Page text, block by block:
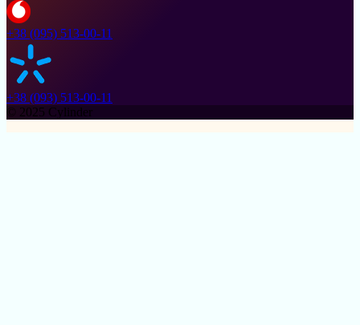
+38 (095) 513-00-11
+38 (093) 513-00-11
© 2025 Cylinder